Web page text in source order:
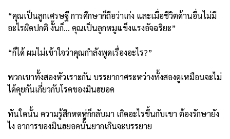
“คุณเป็นลูกเศรษฐี การศึกษาก็ถือว่าเก่ง และเมื่อชีวิตด้านอื่นไม่มี
อะไรผิดปกติ งั้นก็… คุณเป็นลูกหมูแข็งแรงอัจฉริยะ”
“ก็ได้ ผมไม่เข้าใจว่าคุณกำลังพูดเรื่องอะไร?”
พวกเขาทั้งสองหัวเราะกัน บรรยากาศระหว่างทั้งสองดูเหมือนจะไม่
ได้คุยกันเกี่ยวกับโรคของมินฮยอค
ทันใดนั้น ความรู้สึกหดหู่ก็กลับมา เกิดอะไรขึ้นกับเขา ต้องรักษายัง
ไง อาการของมินฮยอคนั้นยากเกินจะบรรยาย